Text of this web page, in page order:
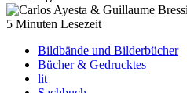
5 Minuten Lesezeit
Bildbände und Bilderbücher
Bücher & Gedrucktes
lit